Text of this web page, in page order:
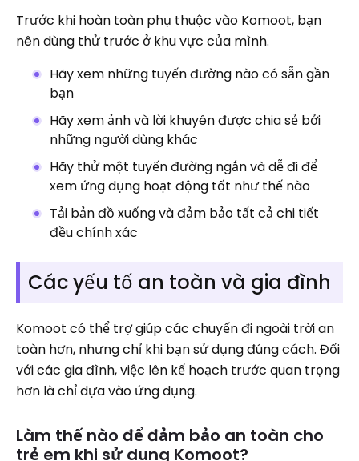
Trước khi hoàn toàn phụ thuộc vào Komoot, bạn
nên dùng thử trước ở khu vực của mình.
Hãy xem những tuyến đường nào có sẵn gần
bạn
Hãy xem ảnh và lời khuyên được chia sẻ bởi
những người dùng khác
Hãy thử một tuyến đường ngắn và dễ đi để
xem ứng dụng hoạt động tốt như thế nào
Tải bản đồ xuống và đảm bảo tất cả chi tiết
đều chính xác
Các yếu tố an toàn và gia đình
Komoot có thể trợ giúp các chuyến đi ngoài trời an
toàn hơn, nhưng chỉ khi bạn sử dụng đúng cách. Đối
với các gia đình, việc lên kế hoạch trước quan trọng
hơn là chỉ dựa vào ứng dụng.
Làm thế nào để đảm bảo an toàn cho
trẻ em khi sử dụng Komoot?